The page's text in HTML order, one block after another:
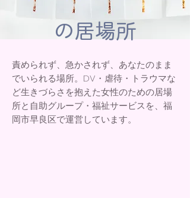
の居場所
責められず、急かされず、あなたのまま
でいられる場所。DV・虐待・トラウマな
ど生きづらさを抱えた女性のための居場
所と自助グループ・福祉サービスを、福
岡市早良区で運営しています。